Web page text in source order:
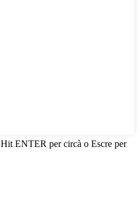
Hit ENTER per circà o Escre per